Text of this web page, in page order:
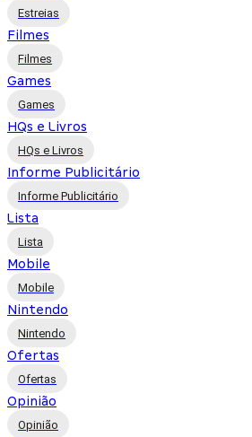
Estreias
Filmes
Filmes
Games
Games
HQs e Livros
HQs e Livros
Informe Publicitário
Informe Publicitário
Lista
Lista
Mobile
Mobile
Nintendo
Nintendo
Ofertas
Ofertas
Opinião
Opinião